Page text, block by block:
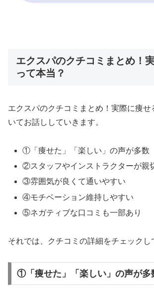
エクスパのクチコミまとめ！
って本当？
エクスパのクチコミまとめ！実際に痩せ
いてお話ししていきます。
①「痩せた」「楽しい」の声が多数
②スタッフやインストラクターが親
③雰囲気が良くて通いやすい
④モチベーション維持しやすい
⑤ネガティブな口コミも一部あり
それでは、クチコミの詳細をチェックし
①「痩せた」「楽しい」の声が多